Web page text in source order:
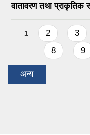
वातावरण तथा प्राकृतिक
Pages
1 2 3
8
9
अन्य